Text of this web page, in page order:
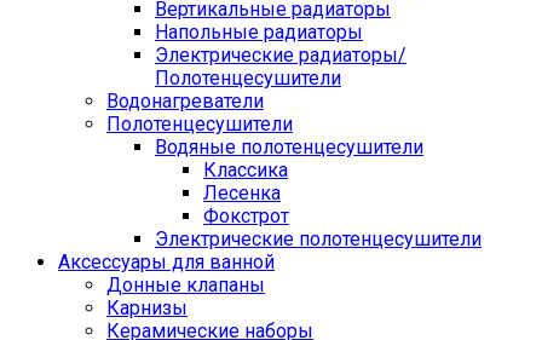
Вертикальные радиаторы
Напольные радиаторы
Электрические радиаторы/
Полотенцесушители
Водонагреватели
Полотенцесушители
Водяные полотенцесушители
Классика
Лесенка
Фокстрот
Электрические полотенцесушители
Аксессуары для ванной
Донные клапаны
Карнизы
Керамические наборы